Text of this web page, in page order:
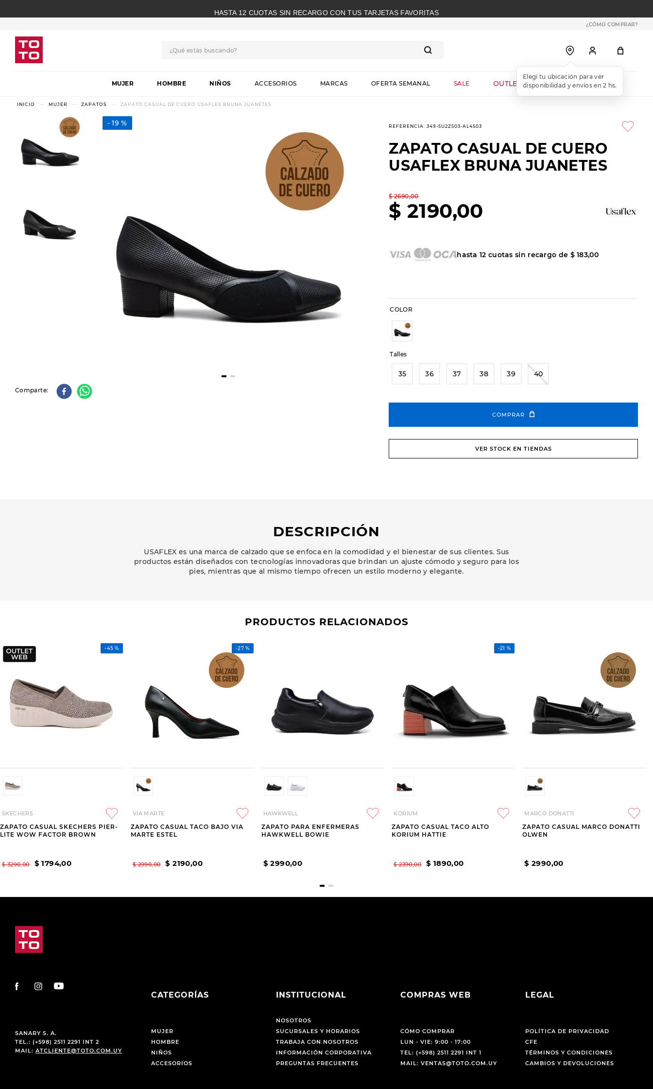
HASTA 12 CUOTAS SIN RECARGO CON TUS TARJETAS FAVORITAS
¿CÓMO COMPRAR?
MUJER HOMBRE NIÑOS ACCESORIOS MARCAS OFERTA SEMANAL SALE OUTLET WEB
MUJER ZAPATOS ZAPATO CASUAL DE CUERO USAFLEX BRUNA JUANETES
19 %
Comparte
REFERENCIA:349-5U2Z503-AL4503
ZAPATO CASUAL DE CUERO
USAFLEX BRUNA JUANETES
$ 2690,00
$ 2190,00
hasta12 cuotas sin recargo de $ 183,00
COLOR
Talles
35 36 37 38 39 40
COMPRAR
VER STOCK EN TIENDAS
DESCRIPCIÓN
USAFLEX es una marca de calzado que se enfoca en la comodidad y el bienestar de sus clientes. Sus
productos están diseñados con tecnologías innovadoras que brindan un ajuste cómodo y seguro para los
pies, mientras que al mismo tiempo ofrecen un estilo moderno y elegante.
PRODUCTOS RELACIONADOS
-45 %
SKECHERS
ZAPATO CASUAL SKECHERS PIER-
LITE WOW FACTOR BROWN
$ 3290,00 $ 1794,00
-27 %
VIA MARTE
ZAPATO CASUAL TACO BAJO VIA
MARTE ESTEL
$ 2990,00 $ 2190,00
HAWKWELL
ZAPATO PARA ENFERMERAS
HAWKWELL BOWIE
$ 2990,00
-21 %
KORIUM
ZAPATO CASUAL TACO ALTO
KORIUM HATTIE
$ 2390,00 $ 1890,00
MARCO DONATTI
ZAPATO CASUAL MARCO DONATTI
OLWEN
$ 2990,00
SANARY S. A.
TEL.: (+598) 2511 2291 INT 2
MAIL: ATCLIENTE@TOTO.COM.UY
CATEGORÍAS
MUJER
HOMBRE
NIÑOS
ACCESORIOS
INSTITUCIONAL
NOSOTROS
SUCURSALES Y HORARIOS
TRABAJA CON NOSOTROS
INFORMACIÓN CORPORATIVA
PREGUNTAS FRECUENTES
COMPRAS WEB
CÓMO COMPRAR
LUN - VIE: 9:00 - 17:00
TEL: (+598) 2511 2291 INT 1
MAIL: VENTAS@TOTO.COM.UY
LEGAL
POLÍTICA DE PRIVACIDAD
CFE
TÉRMINOS Y CONDICIONES
CAMBIOS Y DEVOLUCIONES
1.
botas
2.
skechers
3.
9.
slip-ins
10. botas dama